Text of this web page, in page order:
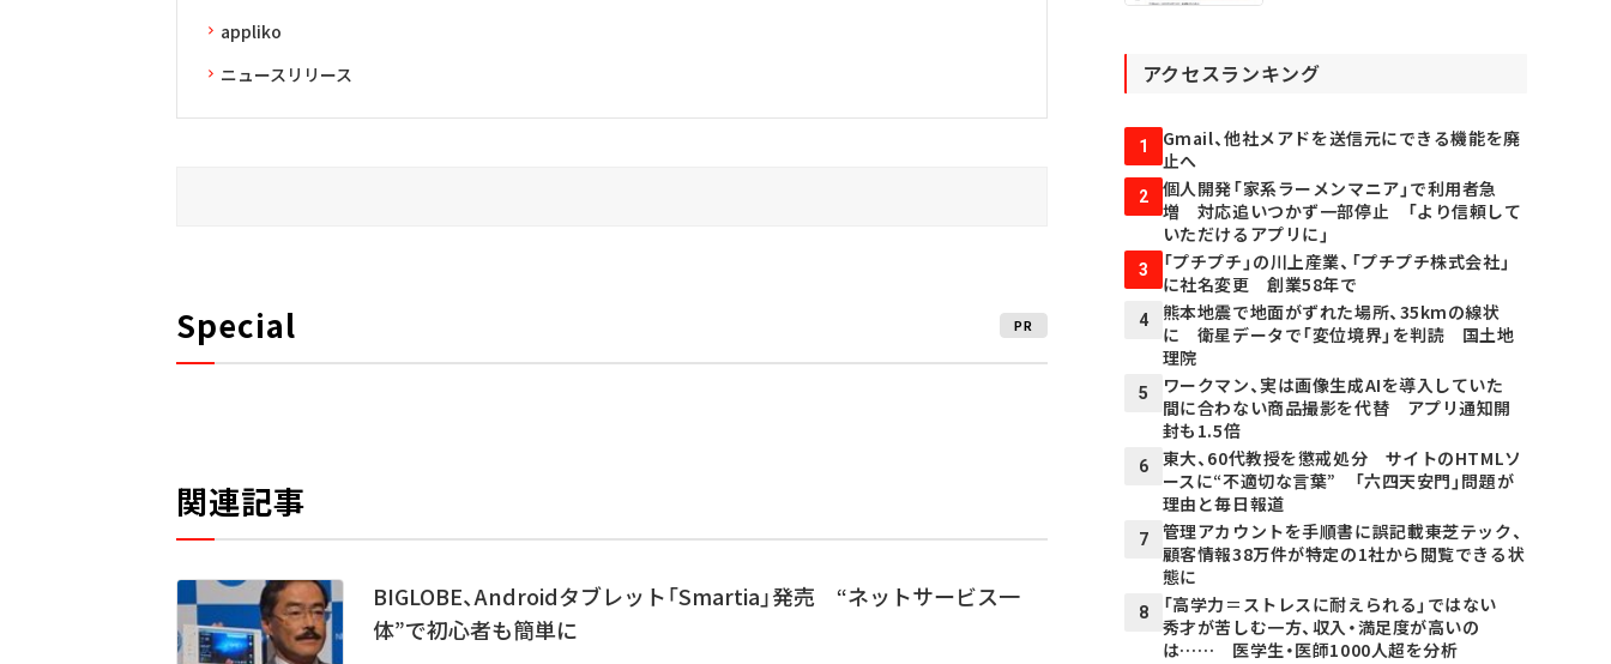
appliko
ニュースリリース
Special PR
関連記事
BIGLOBE、Androidタブレット「Smartia」発売 “ネットサービス一
体”で初心者も簡単に
アクセスランキング
1
Gmail、他社メアドを送信元にできる機能を廃
止へ
2
個人開発「家系ラーメンマニア」で利用者急
増 対応追いつかず一部停止 「より信頼して
いただけるアプリに」
3
「プチプチ」の川上産業、「プチプチ株式会社」
に社名変更 創業58年で
4
熊本地震で地面がずれた場所、35kmの線状
に 衛星データで「変位境界」を判読 国土地
理院
5
ワークマン、実は画像生成AIを導入していた
間に合わない商品撮影を代替 アプリ通知開
封も1.5倍
6
東大、60代教授を懲戒処分 サイトのHTMLソ
ースに“不適切な言葉” 「六四天安門」問題が
理由と毎日報道
7
管理アカウントを手順書に誤記載――東芝テック、
顧客情報38万件が特定の1社から閲覧できる状
態に
8
「高学力＝ストレスに耐えられる」ではない
秀才が苦しむ一方、収入・満足度が高いの
は…… 医学生・医師1000人超を分析